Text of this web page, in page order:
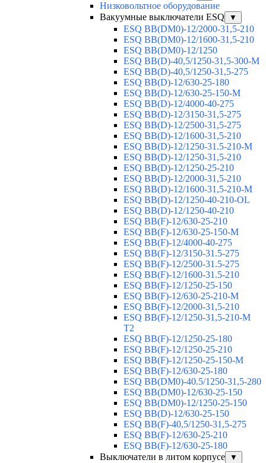
Низковольтное оборудование
Вакуумные выключатели ESQ
▼
ESQ ВВ(DM0)-12/2000-31,5-210
ESQ ВВ(DM0)-12/1600-31,5-210
ESQ ВВ(DM0)-12/1250
ESQ ВВ(D)-40,5/1250-31,5-300-М
ESQ ВВ(D)-40,5/1250-31,5-275
ESQ ВВ(D)-12/630-25-180
ESQ ВВ(D)-12/630-25-150-М
ESQ ВВ(D)-12/4000-40-275
ESQ ВВ(D)-12/3150-31,5-275
ESQ ВВ(D)-12/2500-31,5-275
ESQ ВВ(D)-12/1600-31,5-210
ESQ ВВ(D)-12/1250-31.5-210-М
ESQ ВВ(D)-12/1250-31,5-210
ESQ ВВ(D)-12/1250-25-210
ESQ BB(D)-12/2000-31,5-210
ESQ BB(D)-12/1600-31,5-210-М
ESQ BB(D)-12/1250-40-210-OL
ESQ BB(D)-12/1250-40-210
ESQ ВВ(F)-12/630-25-210
ESQ ВВ(F)-12/630-25-150-М
ESQ ВВ(F)-12/4000-40-275
ESQ ВВ(F)-12/3150-31.5-275
ESQ ВВ(F)-12/2500-31.5-275
ESQ ВВ(F)-12/1600-31.5-210
ESQ ВВ(F)-12/1250-25-150
ESQ BB(F)-12/630-25-210-М
ESQ BB(F)-12/2000-31,5-210
ESQ BB(F)-12/1250-31,5-210-М
T2
ESQ BB(F)-12/1250-25-180
ESQ ВВ(F)-12/1250-25-210
ESQ ВВ(F)-12/1250-25-150-М
ESQ BB(F)-12/630-25-180
ESQ ВВ(DM0)-40.5/1250-31,5-280
ESQ ВВ(DM0)-12/630-25-150
ESQ ВВ(DM0)-12/1250-25-150
ESQ BB(D)-12/630-25-150
ESQ ВВ(F)-40,5/1250-31,5-275
ESQ ВВ(F)-12/630-25-210
ESQ ВВ(F)-12/630-25-180
Выключатели в литом корпусе
▼